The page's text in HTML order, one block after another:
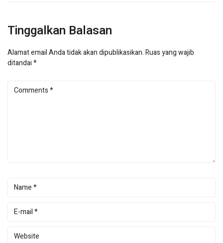
Tinggalkan Balasan
Alamat email Anda tidak akan dipublikasikan.Ruas yang wajib
ditandai*